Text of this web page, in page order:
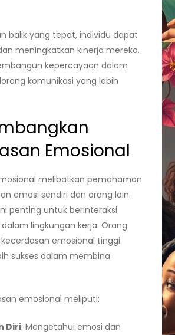
balik yang tepat, individu dapat
meningkatkan kinerja mereka.
kepercayaan dalam
komunikasi yang lebih
Emosional
melibatkan pemahaman
emosi sendiri dan orang lain.
penting untuk berinteraksi
lingkungan kerja. Orang
emosional tinggi
sukses dalam membina
emosional meliputi:
Diri: Mengetahui emosi dan